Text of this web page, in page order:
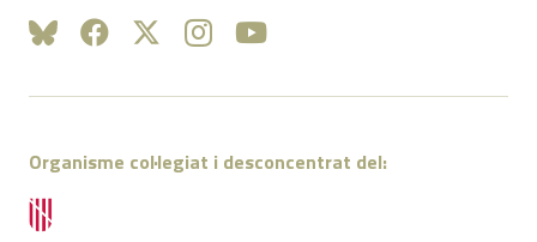
Organisme col·legiat i desconcentrat del: